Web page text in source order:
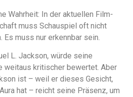
Wahrheit: In der aktuellen Film-
muss Schauspiel oft nicht
Es muss nur erkennbar sein.
L. Jackson, würde seine
weitaus kritischer bewertet. Aber
ist – weil er dieses Gesicht,
hat – reicht seine Präsenz, um